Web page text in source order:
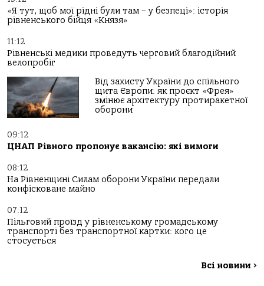
«Я тут, щоб мої рідні були там – у безпеці»: історія
рівненського бійця «Князя»
11:12
Рівненські медики проведуть черговий благодійний
велопробіг
Від захисту України до спільного
щита Європи: як проєкт «Фрея»
змінює архітектуру протиракетної
оборони
09:12
ЦНАП Рівного пропонує вакансію: які вимоги
08:12
На Рівненщині Силам оборони України передали
конфісковане майно
07:12
Пільговий проїзд у рівненському громадському
транспорті без транспортної картки: кого це
стосується
Всі новини >